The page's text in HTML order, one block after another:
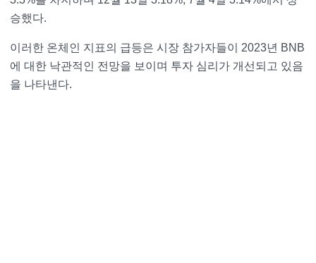
승했다.
이러한 온체인 지표의 급등은 시장 참가자들이 2023년 BNB
에 대한 낙관적인 전망을 보이며 투자 심리가 개선되고 있음
을 나타낸다.